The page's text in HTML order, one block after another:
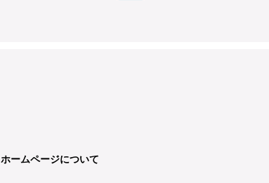
ホームページについて